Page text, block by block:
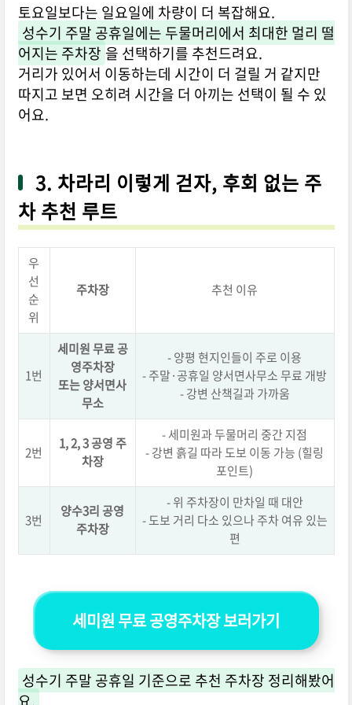
토요일보다는 일요일에 차량이 더 복잡해요.
성수기 주말 공휴일에는 두물머리에서 최대한 멀리 떨
어지는 주차장 을 선택하기를 추천드려요.
거리가 있어서 이동하는데 시간이 더 걸릴 거 같지만
따지고 보면 오히려 시간을 더 아끼는 선택이 될 수 있
어요.
3. 차라리 이렇게 걷자, 후회 없는 주
차 추천 루트
우
선
순
위
주차장 추천 이유
1번
세미원 무료 공
영주차장
또는양서면사
무소
- 양평 현지인들이 주로 이용
- 주말·공휴일 양서면사무소 무료 개방
- 강변 산책길과 가까움
2번
1, 2, 3 공영 주
차장
- 세미원과 두물머리 중간 지점
- 강변 흙길 따라 도보 이동 가능 (힐링
포인트)
3번
양수3리 공영
주차장
- 위 주차장이 만차일 때 대안
- 도보 거리 다소 있으나 주차 여유 있는
편
세미원 무료 공영주차장 보러가기
성수기 주말 공휴일 기준으로 추천 주차장 정리해봤어
요.